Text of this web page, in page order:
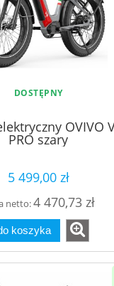
DOSTĘPNY
OVIVO
PRO szary
5 499,00 zł
netto:4 470,73 zł
koszyka